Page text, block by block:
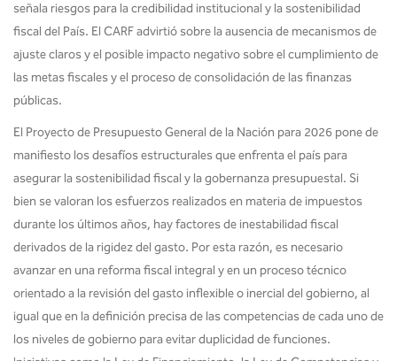
señala riesgos para la credibilidad institucional y la sostenibilidad
fiscal del País. El CARF advirtió sobre la ausencia de mecanismos de
ajuste claros y el posible impacto negativo sobre el cumplimiento de
las metas fiscales y el proceso de consolidación de las finanzas
públicas.
El Proyecto de Presupuesto General de la Nación para 2026 pone de
manifiesto los desafíos estructurales que enfrenta el país para
asegurar la sostenibilidad fiscal y la gobernanza presupuestal. Si
bien se valoran los esfuerzos realizados en materia de impuestos
durante los últimos años, hay factores de inestabilidad fiscal
derivados de la rigidez del gasto. Por esta razón, es necesario
avanzar en una reforma fiscal integral y en un proceso técnico
orientado a la revisión del gasto inflexible o inercial del gobierno, al
igual que en la definición precisa de las competencias de cada uno de
los niveles de gobierno para evitar duplicidad de funciones.